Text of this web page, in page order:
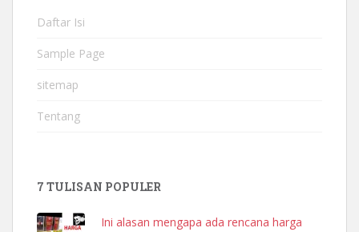
Daftar Isi
Sample Page
sitemap
Tentang
7 TULISAN POPULER
Ini alasan mengapa ada rencana harga